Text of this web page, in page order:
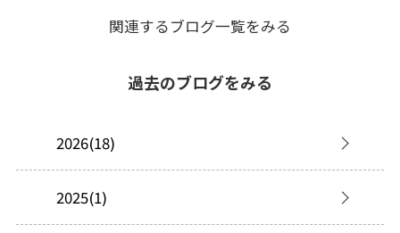
関連するブログ一覧をみる
過去のブログをみる
2026(18)
2025(1)